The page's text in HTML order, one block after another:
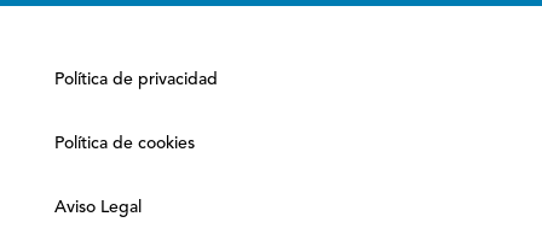
Política de privacidad
Política de cookies
Aviso Legal